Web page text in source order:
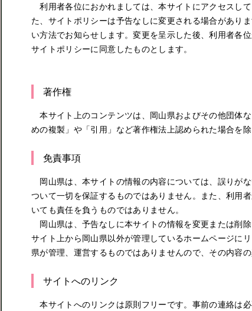
利用者各位におかれましては、本サイトにアクセスし
た、サイトポリシーは予告なしに変更される場合があり
い方法でお知らせします。変更を呈示した後、利用者各
サイトポリシーに同意したものとします。
著作権
本サイト上のコンテンツは、岡山県およびその他団体
めの複製」や「引用」など著作権法上認められた場合を
免責事項
岡山県は、本サイトの情報の内容については、誤りが
ついて一切を保証するものではありません。また、利用
いても責任を負うものではありません。
岡山県は、予告なしに本サイトの情報を変更または削
サイト上から岡山県以外が管理しているホームページに
県が管理、運営するものではありませんので、その内容
サイトへのリンク
本サイトへのリンクは原則フリーです。事前の連絡は